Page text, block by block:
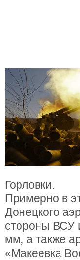
Горловки.
Примерно в
Донецкого
стороны ВСУ
мм, а также
«Макеевка